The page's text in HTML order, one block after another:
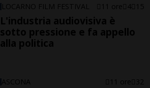
LOCARNO FILM FESTIVAL 11 ore 4 15
L'industria audiovisiva è
sotto pressione e fa appello
alla politica
ASCONA 11 ore 32